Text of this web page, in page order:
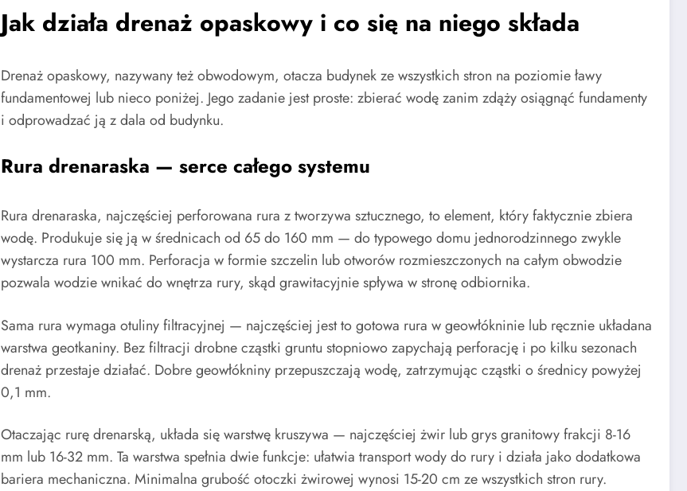
Jak działa drenaż opaskowy i co się na niego składa
Drenaż opaskowy, nazywany też obwodowym, otacza budynek ze wszystkich stron na poziomie ławy
fundamentowej lub nieco poniżej. Jego zadanie jest proste: zbierać wodę zanim zdąży osiągnąć fundamenty
i odprowadzać ją z dala od budynku.
Rura drenaraska — serce całego systemu
Rura drenaraska, najczęściej perforowana rura z tworzywa sztucznego, to element, który faktycznie zbiera
wodę. Produkuje się ją w średnicach od 65 do 160 mm — do typowego domu jednorodzinnego zwykle
wystarcza rura 100 mm. Perforacja w formie szczelin lub otworów rozmieszczonych na całym obwodzie
pozwala wodzie wnikać do wnętrza rury, skąd grawitacyjnie spływa w stronę odbiornika.
Sama rura wymaga otuliny filtracyjnej — najczęściej jest to gotowa rura w geowłókninie lub ręcznie układana
warstwa geotkaniny. Bez filtracji drobne cząstki gruntu stopniowo zapychają perforację i po kilku sezonach
drenaż przestaje działać. Dobre geowłókniny przepuszczają wodę, zatrzymując cząstki o średnicy powyżej
0,1 mm.
Otaczając rurę drenarską, układa się warstwę kruszywa — najczęściej żwir lub grys granitowy frakcji 8-16
mm lub 16-32 mm. Ta warstwa spełnia dwie funkcje: ułatwia transport wody do rury i działa jako dodatkowa
bariera mechaniczna. Minimalna grubość otoczki żwirowej wynosi 15-20 cm ze wszystkich stron rury.